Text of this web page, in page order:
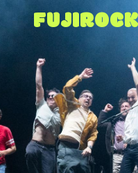
MORE FUN- AREA REPORT
「もうええや
MORE FUN- AREA REPORT